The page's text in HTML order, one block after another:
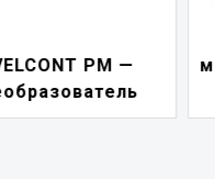
переключатель